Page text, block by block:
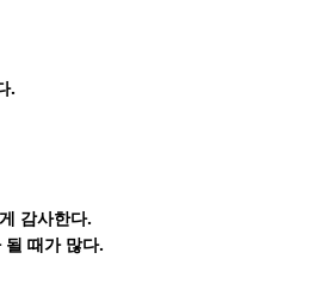
.
감사한다.
될 때가 많다.